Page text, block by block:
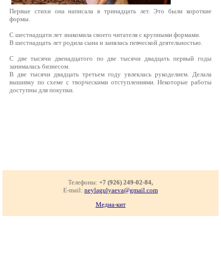
Первые стихи она написала в тринадцать лет. Это были короткие
формы.
С шестнадцати лет знакомила своего читателя с крупными формами.
В шестнадцать лет родила сына и занялась певческой деятельностью.
С две тысячи двенадцатого по две тысячи двадцать первый годы
занималась бизнесом.
В две тысячи двадцать третьем году увлеклась рукоделием. Делала
вышивку по схеме с творческими отступлениями. Некоторые работы
доступны для покупки.
Телефоны: +7 (926) 249-02-84,
E-mail: neylagulyaeva@gmail.com
Медиа-кит